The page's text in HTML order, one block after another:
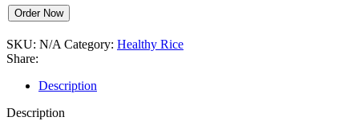
Order Now
SKU: N/A Category: Healthy Rice
Share:
Description
Description